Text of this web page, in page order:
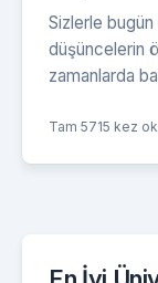
Sizlerle
düşüncelerin
zamanlarda
Tam 5715 kez